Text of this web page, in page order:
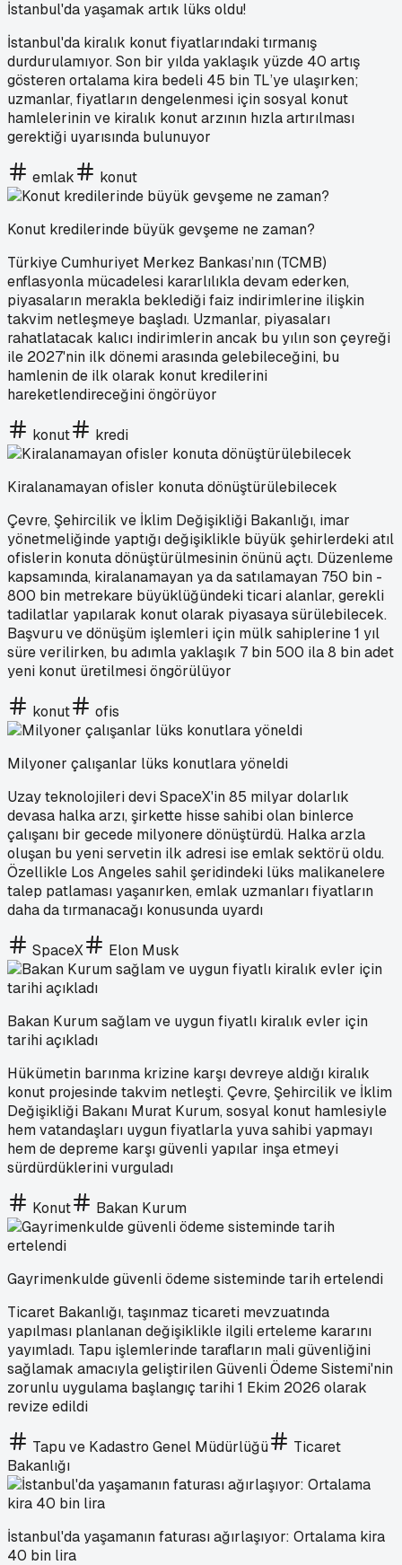
İstanbul'da yaşamak artık lüks oldu!
İstanbul'da kiralık konut fiyatlarındaki tırmanış
durdurulamıyor. Son bir yılda yaklaşık yüzde 40 artış
gösteren ortalama kira bedeli 45 bin TL’ye ulaşırken;
uzmanlar, fiyatların dengelenmesi için sosyal konut
hamlelerinin ve kiralık konut arzının hızla artırılması
gerektiği uyarısında bulunuyor
emlak konut
Konut kredilerinde büyük gevşeme ne zaman?
Türkiye Cumhuriyet Merkez Bankası’nın (TCMB)
enflasyonla mücadelesi kararlılıkla devam ederken,
piyasaların merakla beklediği faiz indirimlerine ilişkin
takvim netleşmeye başladı. Uzmanlar, piyasaları
rahatlatacak kalıcı indirimlerin ancak bu yılın son çeyreği
ile 2027'nin ilk dönemi arasında gelebileceğini, bu
hamlenin de ilk olarak konut kredilerini
hareketlendireceğini öngörüyor
konut kredi
Kiralanamayan ofisler konuta dönüştürülebilecek
Çevre, Şehircilik ve İklim Değişikliği Bakanlığı, imar
yönetmeliğinde yaptığı değişiklikle büyük şehirlerdeki atıl
ofislerin konuta dönüştürülmesinin önünü açtı. Düzenleme
kapsamında, kiralanamayan ya da satılamayan 750 bin -
800 bin metrekare büyüklüğündeki ticari alanlar, gerekli
tadilatlar yapılarak konut olarak piyasaya sürülebilecek.
Başvuru ve dönüşüm işlemleri için mülk sahiplerine 1 yıl
süre verilirken, bu adımla yaklaşık 7 bin 500 ila 8 bin adet
yeni konut üretilmesi öngörülüyor
konut ofis
Milyoner çalışanlar lüks konutlara yöneldi
Uzay teknolojileri devi SpaceX'in 85 milyar dolarlık
devasa halka arzı, şirkette hisse sahibi olan binlerce
çalışanı bir gecede milyonere dönüştürdü. Halka arzla
oluşan bu yeni servetin ilk adresi ise emlak sektörü oldu.
Özellikle Los Angeles sahil şeridindeki lüks malikanelere
talep patlaması yaşanırken, emlak uzmanları fiyatların
daha da tırmanacağı konusunda uyardı
SpaceX Elon Musk
Bakan Kurum sağlam ve uygun fiyatlı kiralık evler için
tarihi açıkladı
Hükümetin barınma krizine karşı devreye aldığı kiralık
konut projesinde takvim netleşti. Çevre, Şehircilik ve İklim
Değişikliği Bakanı Murat Kurum, sosyal konut hamlesiyle
hem vatandaşları uygun fiyatlarla yuva sahibi yapmayı
hem de depreme karşı güvenli yapılar inşa etmeyi
sürdürdüklerini vurguladı
Konut Bakan Kurum
Gayrimenkulde güvenli ödeme sisteminde tarih ertelendi
Ticaret Bakanlığı, taşınmaz ticareti mevzuatında
yapılması planlanan değişiklikle ilgili erteleme kararını
yayımladı. Tapu işlemlerinde tarafların mali güvenliğini
sağlamak amacıyla geliştirilen Güvenli Ödeme Sistemi'nin
zorunlu uygulama başlangıç tarihi 1 Ekim 2026 olarak
revize edildi
Tapu ve Kadastro Genel Müdürlüğü
Ticaret
Bakanlığı
İstanbul'da yaşamanın faturası ağırlaşıyor: Ortalama kira
40 bin lira